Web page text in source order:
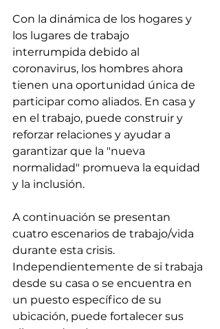
Con la dinámica de los hogares y
los lugares de trabajo
interrumpida debido al
coronavirus, los hombres ahora
tienen una oportunidad única de
participar como aliados. En casa y
en el trabajo, puede construir y
reforzar relaciones y ayudar a
garantizar que la "nueva
normalidad" promueva la equidad
y la inclusión.
A continuación se presentan
cuatro escenarios de trabajo/vida
durante esta crisis.
Independientemente de si trabaja
desde su casa o se encuentra en
un puesto específico de su
ubicación, puede fortalecer sus